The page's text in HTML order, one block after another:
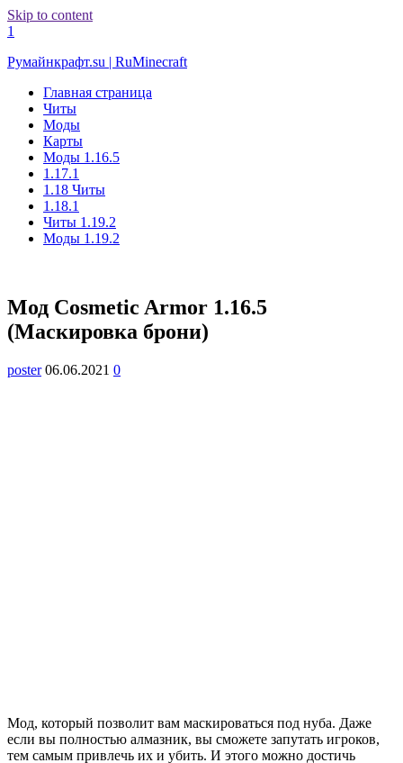
Skip to content
1
Румайнкрафт.su | RuMinecraft
Главная страница
Читы
Моды
Карты
Моды 1.16.5
1.17.1
1.18 Читы
1.18.1
Читы 1.19.2
Моды 1.19.2
Мод Cosmetic Armor 1.16.5
(Маскировка брони)
poster 06.06.2021 0
Мод, который позволит вам маскироваться под нуба. Даже
если вы полностью алмазник, вы сможете запутать игроков,
тем самым привлечь их и убить. И этого можно достичь